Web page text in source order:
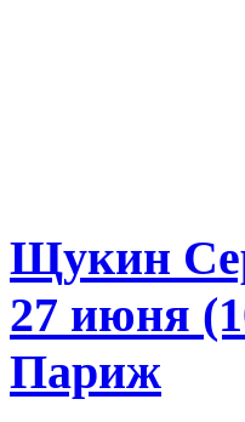
Щукин
27 июня
Париж